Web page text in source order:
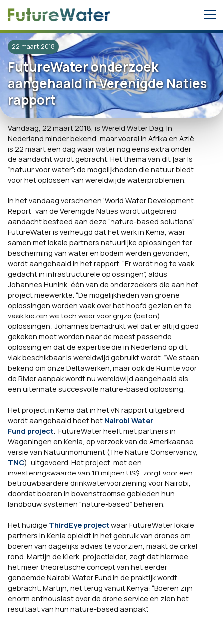
22 maart 2018
FutureWater onderzoek
aangehaald in Verenigde Naties
rapport
Vandaag, 22 maart 2018, is Wereld Water Dag. In
Nederland minder bekend, maar vooral in Afrika en Azië
is 22 maart een dag waar water nog eens extra onder
de aandacht wordt gebracht. Het thema van dit jaar is
“natuur voor water”: de mogelijkheden die natuur biedt
voor het oplossen van wereldwijde waterproblemen.
In het vandaag verschenen ‘World Water Development
Report” van de Verenigde Naties wordt uitgebreid
aandacht besteed aan deze “nature-based solutions”.
FutureWater is verheugd dat het werk in Kenia, waar
samen met lokale partners natuurlijke oplossingen ter
bescherming van water en bodem werden gevonden,
wordt aangehaald in het rapport. “Er wordt nog te vaak
gedacht in infrastructurele oplossingen”, aldus
Johannes Hunink, één van de onderzoekers die aan het
project meewerkte. “De mogelijkheden van groene
oplossingen worden vaak over het hoofd gezien en te
vaak kiezen we toch weer voor grijze (beton)
oplossingen”. Johannes benadrukt wel dat er altijd goed
gekeken moet worden naar de meest passende
oplossing en dat de expertise die in Nederland op dit
vlak beschikbaar is wereldwijd gebruikt wordt. “We staan
bekend om onze Deltawerken, maar ook de Ruimte voor
de Rivier aanpak wordt nu wereldwijd aangehaald als
een uitermate succesvolle nature-based oplossing”.
Het project in Kenia dat in het VN rapport uitgebreid
wordt aangehaald heet het Nairobi Water
Fund project. FutureWater heeft met partners in
Wageningen en Kenia, op verzoek van de Amerikaanse
versie van Natuurmonument (The Nature Conservancy,
TNC), uitgevoerd. Het project, met een
investeringswaarde van 10 miljoen US$, zorgt voor een
betrouwbaardere drinkwatervoorziening voor Nairobi,
doordat boeren in bovenstroomse gebieden hun
landbouw systemen “nature-based” beheren.
Het huidige ThirdEye project waar FutureWater lokale
partners in Kenia opleidt in het gebruik van drones om
boeren van dagelijks advies te voorzien, maakt de cirkel
rond. Martijn de Klerk, projectleider, zegt dat hiermee
het meer theoretische concept van het eerder
genoemde Nairobi Water Fund in de praktijk wordt
gebracht. Martijn, net terug vanuit Kenya: “Boeren zijn
enorm enthousiast over de drone service en zien het
resultaat van hun nature-based aanpak”.